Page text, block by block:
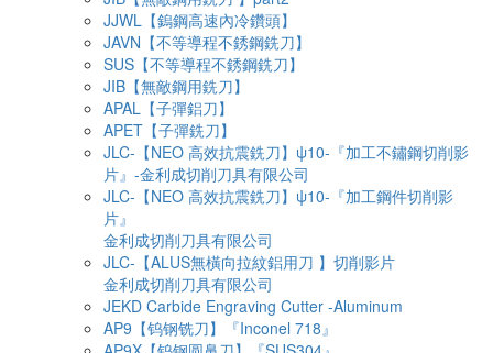
JJWL【鎢鋼高速內冷鑽頭】
JAVN【不等導程不銹鋼銑刀】
SUS【不等導程不銹鋼銑刀】
JIB【無敵鋼用銑刀】
APAL【子彈鋁刀】
APET【子彈銑刀】
JLC-【NEO 高效抗震銑刀】ψ10-『加工不鏽鋼切削影
片』-金利成切削刀具有限公司
JLC-【NEO 高效抗震銑刀】ψ10-『加工鋼件切削影
片』
金利成切削刀具有限公司
JLC-【ALUS無橫向拉紋鋁用刀 】切削影片
金利成切削刀具有限公司
JEKD Carbide Engraving Cutter -Aluminum
AP9【钨钢铣刀】『Inconel 718』